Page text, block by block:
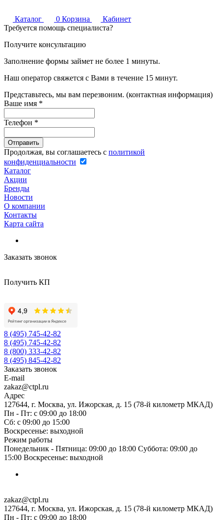
Каталог 0 Корзина
Кабинет
Требуется помощь специалиста?
Получите консультацию
Заполнение формы займет не более 1 минуты.
Наш оператор свяжется с Вами в течение 15 минут.
Представьтесь, мы вам перезвоним. (контактная информация)
Ваше имя *
Телефон *
Продолжая, вы соглашаетесь с политикой
конфиденциальности
Каталог
Акции
Бренды
Новости
О компании
Контакты
Карта сайта
Заказать звонок
Получить КП
8 (495) 745-42-82
8 (495) 745-42-82
8 (800) 333-42-82
8 (495) 845-42-82
Заказать звонок
E-mail
zakaz@ctpl.ru
Адрес
127644, г. Москва, ул. Ижорская, д. 15 (78-й километр МКАД)
Пн - Пт: с 09:00 до 18:00
Сб: с 09:00 до 15:00
Воскресенье: выходной
Режим работы
Понедельник - Пятница: 09:00 до 18:00 Суббота: 09:00 до
15:00 Воскресенье: выходной
zakaz@ctpl.ru
127644, г. Москва, ул. Ижорская, д. 15 (78-й километр МКАД)
Пн - Пт: с 09:00 до 18:00